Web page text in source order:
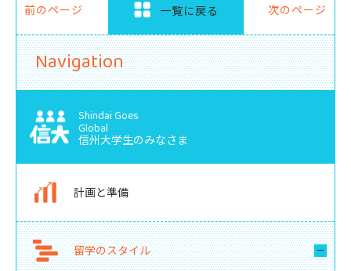
前のページ 一覧に戻る 次のページ
Navigation
Shindai Goes
Global
信州大学生のみなさま
計画と準備
留学のスタイル